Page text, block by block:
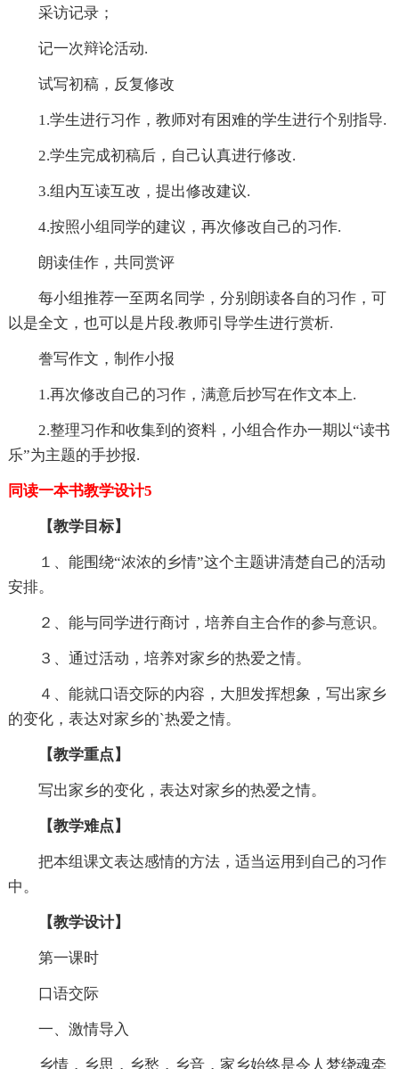
采访记录；
记一次辩论活动.
试写初稿，反复修改
1.学生进行习作，教师对有困难的学生进行个别指导.
2.学生完成初稿后，自己认真进行修改.
3.组内互读互改，提出修改建议.
4.按照小组同学的建议，再次修改自己的习作.
朗读佳作，共同赏评
每小组推荐一至两名同学，分别朗读各自的习作，可
以是全文，也可以是片段.教师引导学生进行赏析.
誊写作文，制作小报
1.再次修改自己的习作，满意后抄写在作文本上.
2.整理习作和收集到的资料，小组合作办一期以“读书
乐”为主题的手抄报.
同读一本书教学设计5
【教学目标】
１、能围绕“浓浓的乡情”这个主题讲清楚自己的活动
安排。
２、能与同学进行商讨，培养自主合作的参与意识。
３、通过活动，培养对家乡的热爱之情。
４、能就口语交际的内容，大胆发挥想象，写出家乡
的变化，表达对家乡的`热爱之情。
【教学重点】
写出家乡的变化，表达对家乡的热爱之情。
【教学难点】
把本组课文表达感情的方法，适当运用到自己的习作
中。
【教学设计】
第一课时
口语交际
一、激情导入
乡情，乡思，乡愁，乡音，家乡始终是令人梦绕魂牵